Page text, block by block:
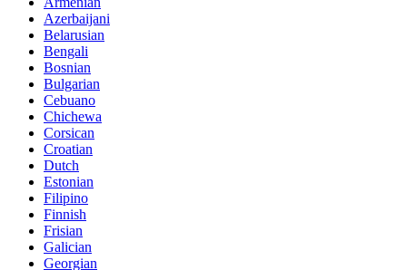
Azerbaijani
Belarusian
Bengali
Bosnian
Bulgarian
Cebuano
Chichewa
Corsican
Croatian
Dutch
Estonian
Filipino
Finnish
Frisian
Galician
Georgian